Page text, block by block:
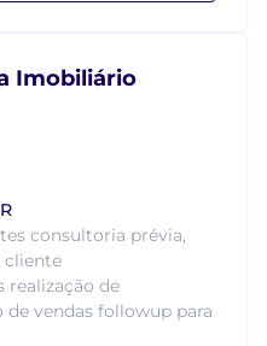
Imobiliário
consultoria prévia,
cliente
realização de
vendas followup para